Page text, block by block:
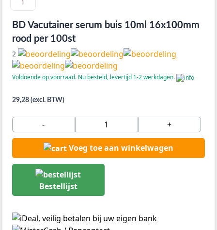
BD Vacutainer serum buis 10ml 16x100mm
rood per 100st
2
Voldoende op voorraad. Nu besteld, levertijd 1-2 werkdagen.
29,28 (excl. BTW)
- +
Voeg toe aan winkelwagen
Bestellijst